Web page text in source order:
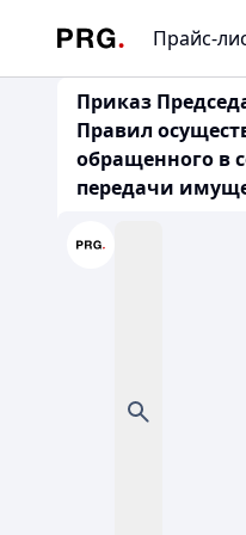
Прайс-
Приказ
Правил
обращенного в
передачи